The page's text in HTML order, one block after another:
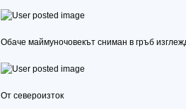
Обаче маймуночовекът сниман в гръб
От североизток